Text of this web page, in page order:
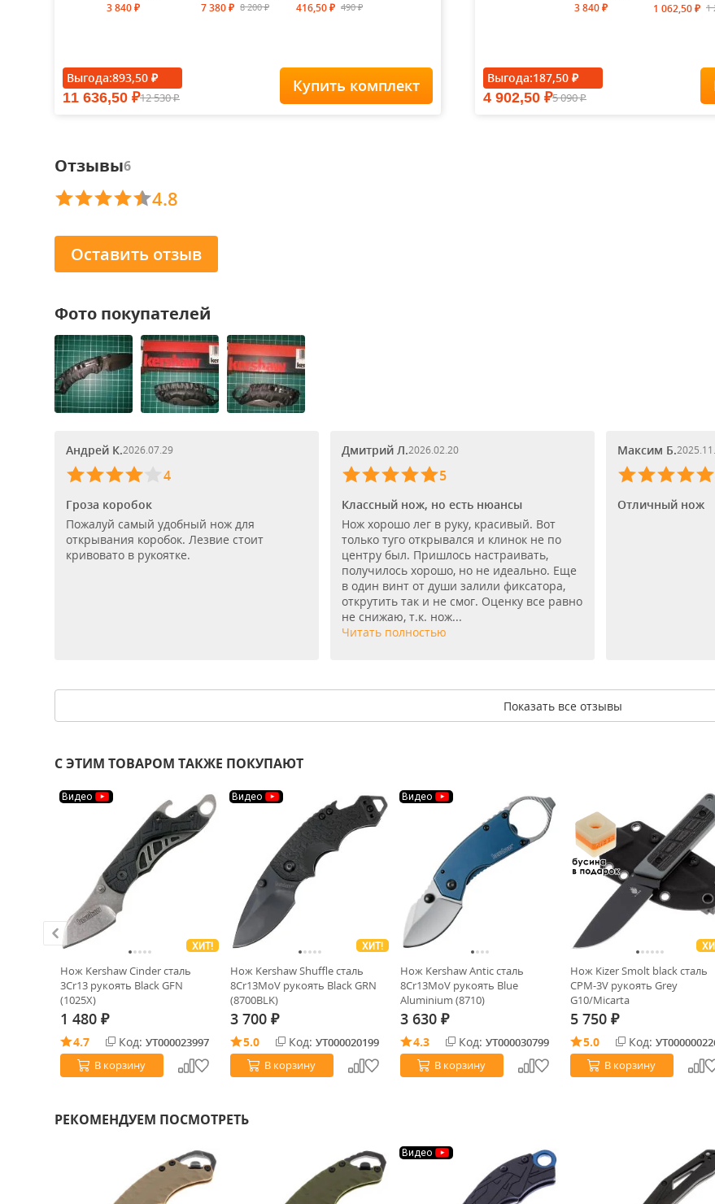
3 840 ₽ 7 380₽ 8 200₽ 416,50 ₽ 490₽
Выгода:893,50 ₽
11 636,50 ₽12 530₽
Купить комплект
3 840 ₽ 1 062,50 ₽ 1
Футболка
Выгода:187,50 ₽
4 902,50 ₽5 090₽
Отзывы6
4.8
Оставить отзыв
Фото покупателей
Андрей К.2026.07.29
4
Гроза коробок
Пожалуй самый удобный нож для
открывания коробок. Лезвие стоит
кривовато в рукоятке.
Дмитрий Л.2026.02.20
5
Классный нож, но есть нюансы
Нож хорошо лег в руку, красивый. Вот
только туго открывался и клинок не по
центру был. Пришлось настраивать,
получилось хорошо, но не идеально. Еще
в один винт от души залили фиксатора,
открутить так и не смог. Оценку все равно
не снижаю, т.к. нож...
Читать полностью
Максим Б.
Отличный нож
Показать все отзывы
С ЭТИМ ТОВАРОМ ТАКЖЕ ПОКУПАЮТ
Видео
ХИТ!
Нож Kershaw Cinder cталь
3Cr13 рукоять Black GFN
(1025X)
1 480 ₽
4.7 Код: УТ000023997
В корзину
Видео
ХИТ!
Нож Kershaw Shuffle cталь
8Cr13MoV рукоять Black GRN
(8700BLK)
3 700 ₽
5.0 Код: УТ000020199
В корзину
Видео
Нож Kershaw Antic сталь
8Cr13MoV рукоять Blue
Aluminium (8710)
3 630 ₽
4.3 Код: УТ000030799
В корзину
Нож Kizer Smolt black сталь
CPM-3V рукоять Grey
G10/Micarta
5 750 ₽
5.0 Код:
В корзину
РЕКОМЕНДУЕМ ПОСМОТРЕТЬ
Видео